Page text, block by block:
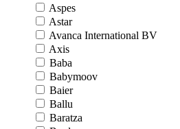
Aspes
Astar
Avanca International BV
Axis
Baba
Babymoov
Baier
Ballu
Baratza